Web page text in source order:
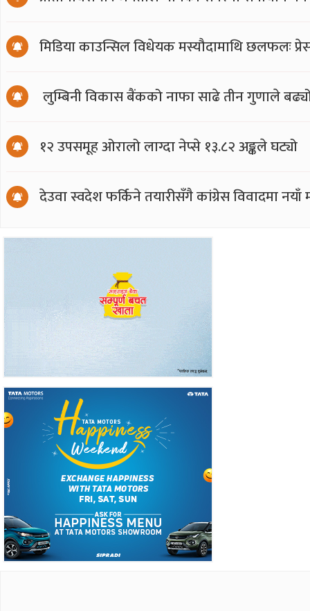
मिडिया काउन्सिल विधेयक मस्यौदामाथि छलफलः
लुम्बिनी विकास बैंकको नाफा साढे तीन गुणाले
१२ उपसमूह ओरालो लाग्दा नेप्से १३.८२ अङ्कले घट्यो
देउवा स्वदेश फर्किने तयारीसँगै कांग्रेस विवादमा